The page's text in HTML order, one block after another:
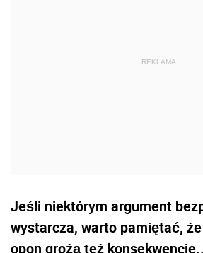
Jeśli niektórym argument
wystarcza, warto pamiętać, że
opon grożą też